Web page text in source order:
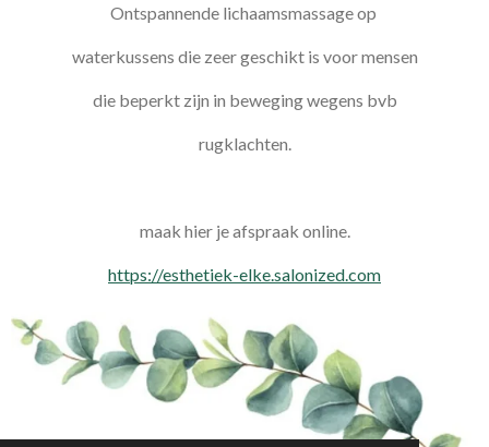
Ontspannende lichaamsmassage op
waterkussens die zeer geschikt is voor mensen
die beperkt zijn in beweging wegens bvb
rugklachten.
maak hier je afspraak online.
https://esthetiek-elke.salonized.com